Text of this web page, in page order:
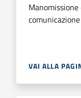
VAI ALLA